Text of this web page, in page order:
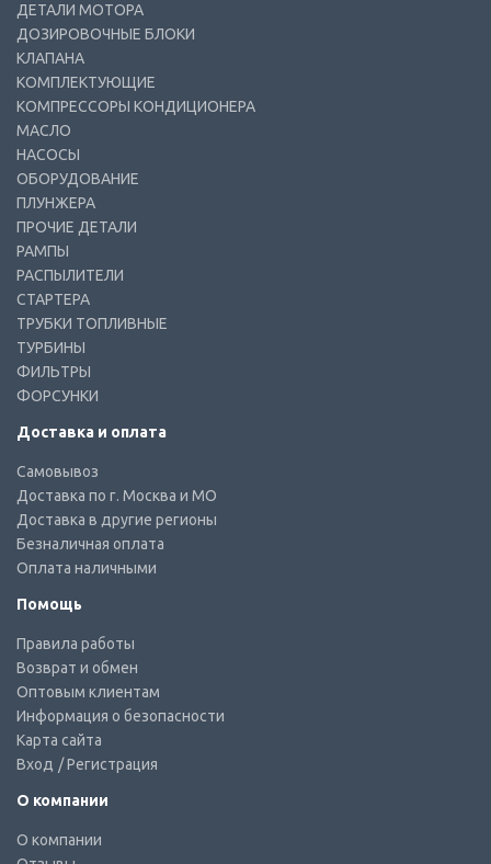
ДЕТАЛИ МОТОРА
ДОЗИРОВОЧНЫЕ БЛОКИ
КЛАПАНА
КОМПЛЕКТУЮЩИЕ
КОМПРЕССОРЫ КОНДИЦИОНЕРА
МАСЛО
НАСОСЫ
ОБОРУДОВАНИЕ
ПЛУНЖЕРА
ПРОЧИЕ ДЕТАЛИ
РАМПЫ
РАСПЫЛИТЕЛИ
СТАРТЕРА
ТРУБКИ ТОПЛИВНЫЕ
ТУРБИНЫ
ФИЛЬТРЫ
ФОРСУНКИ
Доставка и оплата
Самовывоз
Доставка по г. Москва и МО
Доставка в другие регионы
Безналичная оплата
Оплата наличными
Помощь
Правила работы
Возврат и обмен
Оптовым клиентам
Информация о безопасности
Карта сайта
Вход / Регистрация
О компании
О компании